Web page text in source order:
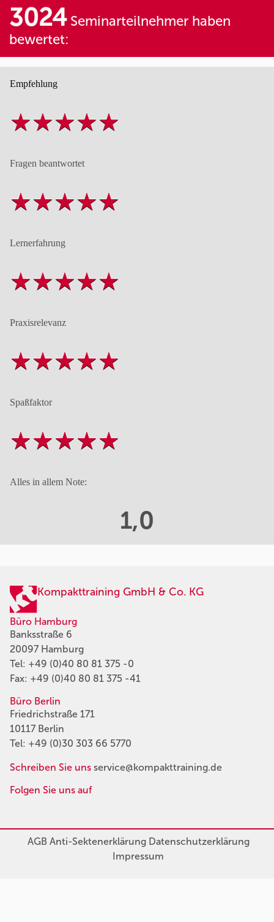
3024Seminarteilnehmer haben
bewertet:
Empfehlung
Fragen beantwortet
Lernerfahrung
Praxisrelevanz
Spaßfaktor
Alles in allem Note:
1,0
Kompakttraining GmbH & Co. KG
Büro Hamburg
Banksstraße 6
20097 Hamburg
Tel: +49 (0)40 80 81 375 -0
Fax: +49 (0)40 80 81 375 -41
Büro Berlin
Friedrichstraße 171
10117 Berlin
Tel: +49 (0)30 303 66 5770
Schreiben Sie uns service@kompakttraining.de
Folgen Sie uns auf
AGBAnti-SektenerklärungDatenschutzerklärung
Impressum